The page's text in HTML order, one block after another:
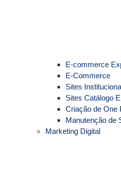
E-commerce
E-Commerce
Sites
Sites Catálogo
Criação de One
Manutenção de
Marketing Digital